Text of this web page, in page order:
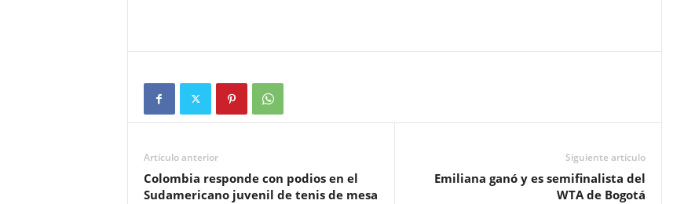
Artículo anterior
Colombia responde con podios en el
Sudamericano juvenil de tenis de mesa
Siguiente artículo
Emiliana ganó y es semifinalista del
WTA de Bogotá